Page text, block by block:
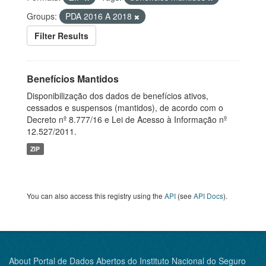
Groups:
PDA 2016 A 2018
Filter Results
Benefícios Mantidos
Disponibilização dos dados de benefícios ativos,
cessados e suspensos (mantidos), de acordo com o
Decreto nº 8.777/16 e Lei de Acesso à Informação nº
12.527/2011.
ZIP
You can also access this registry using the API (see API Docs).
About Portal de Dados Abertos do Instituto Nacional do Seguro